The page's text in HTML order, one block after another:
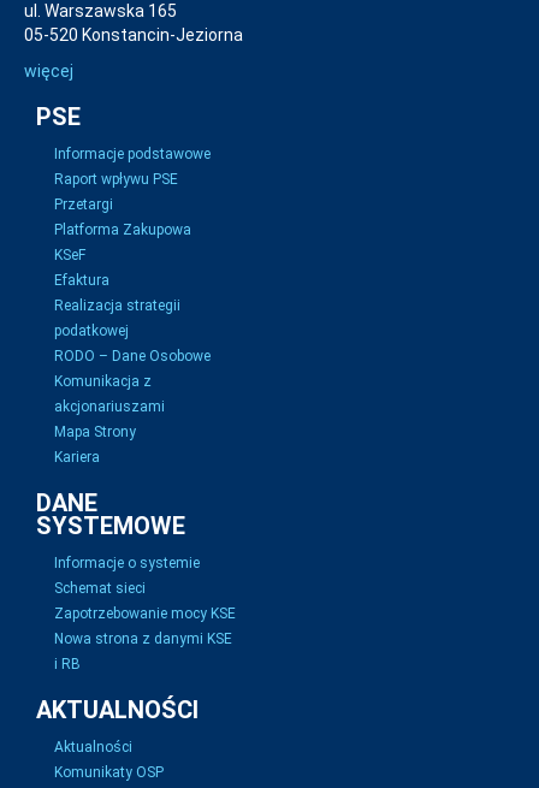
ul. Warszawska 165
05-520 Konstancin-Jeziorna
więcej
PSE
Informacje podstawowe
Raport wpływu PSE
Przetargi
Platforma Zakupowa
KSeF
Efaktura
Realizacja strategii
podatkowej
RODO – Dane Osobowe
Komunikacja z
akcjonariuszami
Mapa Strony
Kariera
DANE
SYSTEMOWE
Informacje o systemie
Schemat sieci
Zapotrzebowanie mocy KSE
Nowa strona z danymi KSE
i RB
AKTUALNOŚCI
Aktualności
Komunikaty OSP